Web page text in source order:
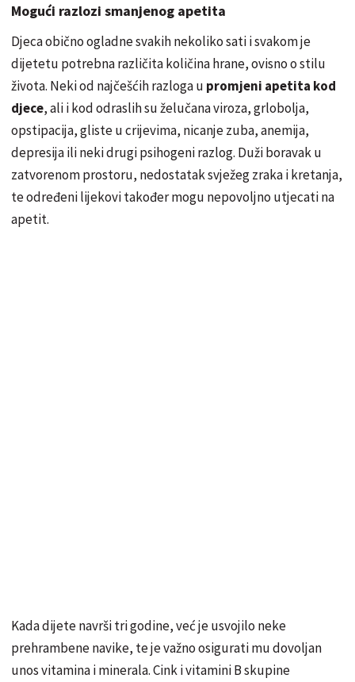
Mogući razlozi smanjenog apetita
Djeca obično ogladne svakih nekoliko sati i svakom je
dijetetu potrebna različita količina hrane, ovisno o stilu
života. Neki od najčešćih razloga u promjeni apetita kod
djece, ali i kod odraslih su želučana viroza, grlobolja,
opstipacija, gliste u crijevima, nicanje zuba, anemija,
depresija ili neki drugi psihogeni razlog. Duži boravak u
zatvorenom prostoru, nedostatak svježeg zraka i kretanja,
te određeni lijekovi također mogu nepovoljno utjecati na
apetit.
Kada dijete navrši tri godine, već je usvojilo neke
prehrambene navike, te je važno osigurati mu dovoljan
unos vitamina i minerala. Cink i vitamini B skupine